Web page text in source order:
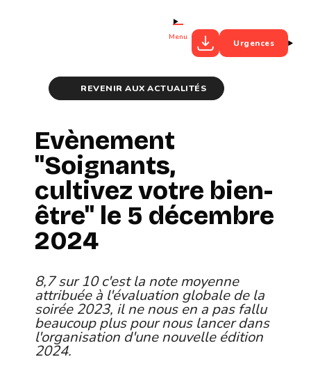
Menu
Urgences
REVENIR AUX ACTUALITÉS
Evènement
"Soignants,
cultivez votre bien-
être" le 5 décembre
2024
8,7 sur 10 c'est la note moyenne
attribuée à l'évaluation globale de la
soirée 2023, il ne nous en a pas fallu
beaucoup plus pour nous lancer dans
l'organisation d'une nouvelle édition
2024.